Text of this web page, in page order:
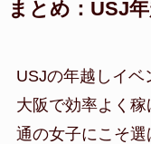
まとめ：USJ
USJの年越しイベ
大阪で効率よく稼
通の女子にこそ選